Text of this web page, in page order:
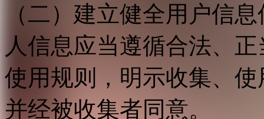
（二）建立健全用户信
人信息应当遵循合法、
使用规则，明示收集、
并经被收集者同意。